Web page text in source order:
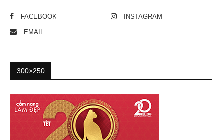
FACEBOOK INSTAGRAM
EMAIL
300×250